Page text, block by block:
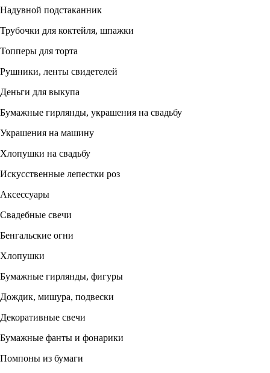
Надувной подстаканник
Трубочки для коктейля, шпажки
Топперы для торта
Рушники, ленты свидетелей
Деньги для выкупа
Бумажные гирлянды, украшения на свадьбу
Украшения на машину
Хлопушки на свадьбу
Искусственные лепестки роз
Аксессуары
Свадебные свечи
Бенгальские огни
Хлопушки
Бумажные гирлянды, фигуры
Дождик, мишура, подвески
Декоративные свечи
Бумажные фанты и фонарики
Помпоны из бумаги